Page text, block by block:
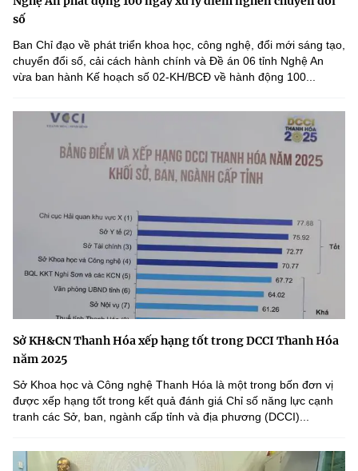
số
Ban Chỉ đạo về phát triển khoa học, công nghệ, đổi mới sáng tạo,
chuyển đổi số, cải cách hành chính và Đề án 06 tỉnh Nghệ An
vừa ban hành Kế hoạch số 02-KH/BCĐ về hành động 100...
Sở KH&CN Thanh Hóa xếp hạng tốt trong DCCI Thanh Hóa
năm 2025
Sở Khoa học và Công nghệ Thanh Hóa là một trong bốn đơn vị
được xếp hạng tốt trong kết quả đánh giá Chỉ số năng lực cạnh
tranh các Sở, ban, ngành cấp tỉnh và địa phương (DCCI)...